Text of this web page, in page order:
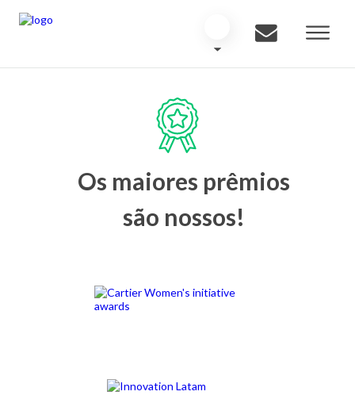
Os maiores prêmios
são nossos!